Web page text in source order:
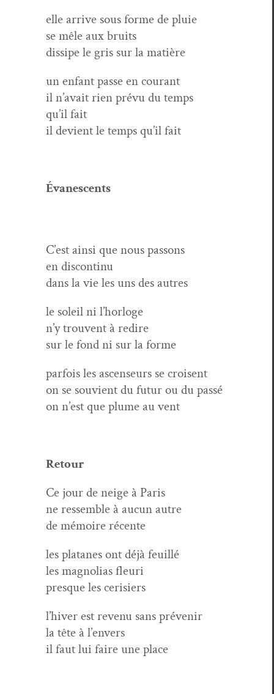
elle arrive sous forme de pluie
se mêle aux bruits
dis­sipe le gris sur la matière
un enfant passe en courant
il n’avait rien prévu du temps
qu’il fait
il devient le temps qu’il fait
Évanes­cents
C’est ain­si que nous passons
en discontinu
dans la vie les uns des autres
le soleil ni l’horloge
n’y trou­vent à redire
sur le fond ni sur la forme
par­fois les ascenseurs se croisent
on se sou­vient du futur ou du passé
on n’est que plume au vent
Retour
Ce jour de neige à Paris
ne ressem­ble à aucun autre
de mémoire récente
les pla­tanes ont déjà feuillé
les mag­no­lias fleuri
presque les cerisiers
l’hiver est revenu sans prévenir
la tête à l’envers
il faut lui faire une place